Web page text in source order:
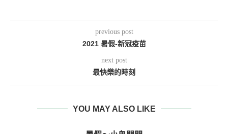
previous post
2021 暑假-新冠疫苗
next post
最快樂的時刻
YOU MAY ALSO LIKE